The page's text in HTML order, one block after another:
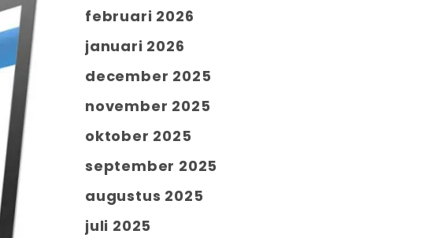
februari 2026
januari 2026
december 2025
november 2025
oktober 2025
september 2025
augustus 2025
juli 2025